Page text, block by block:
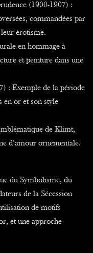
(1900-1907) :
commandées par
érotisme.
en hommage à
et peinture dans une
: Exemple de la période
en or et son style
de Klimt,
d’amour ornementale.
du Symbolisme, du
de la Sécession
de motifs
et une approche